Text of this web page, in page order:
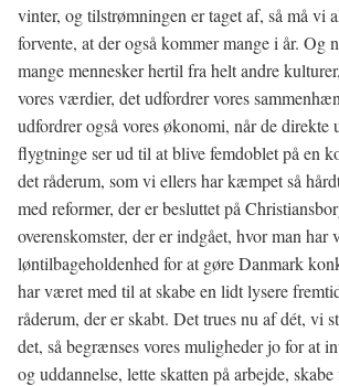
vinter, og tilstrømningen er taget af, så må vi
forvente, at der også kommer mange i år. Og
mange mennesker hertil fra helt andre
vores værdier, det udfordrer vores
udfordrer også vores økonomi, når de direkte
flygtninge ser ud til at blive femdoblet på en
det råderum, som vi ellers har kæmpet så
med reformer, der er besluttet på
overenskomster, der er indgået, hvor man har
løntilbageholdenhed for at gøre Danmark
har været med til at skabe en lidt lysere
råderum, der er skabt. Det trues nu af dét, vi
det, så begrænses vores muligheder jo for at
og uddannelse, lette skatten på arbejde,